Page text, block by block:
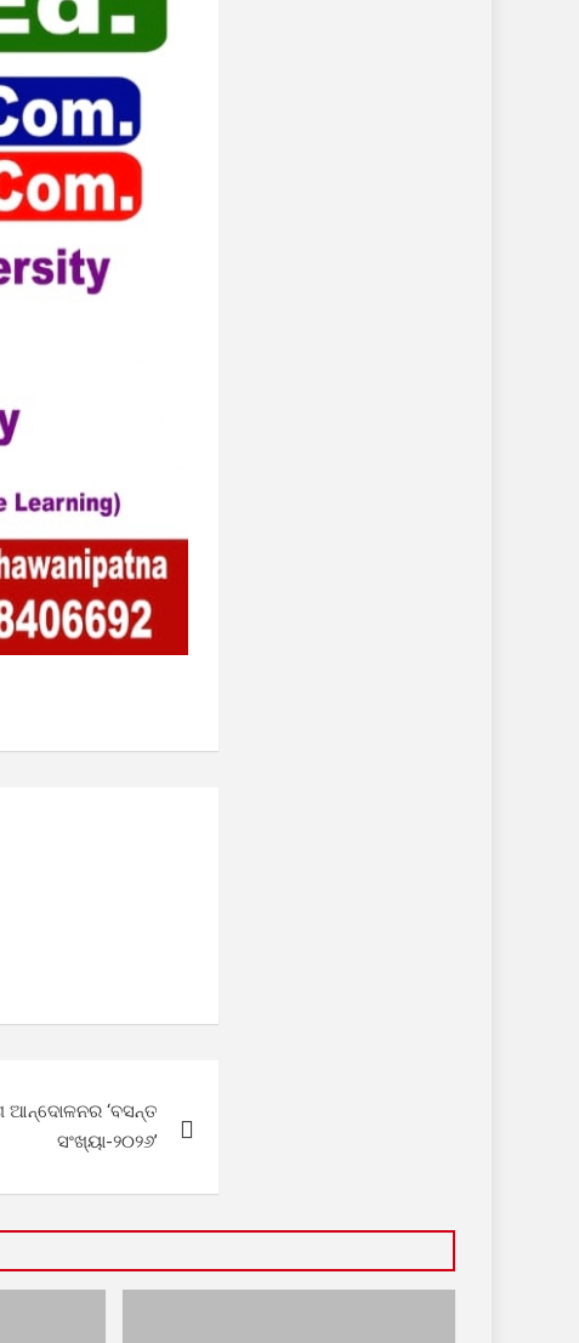
ଆନ୍ଦୋଳନର ‘ବସନ୍ତ
ସଂଖ୍ୟା-୨୦୨୬’